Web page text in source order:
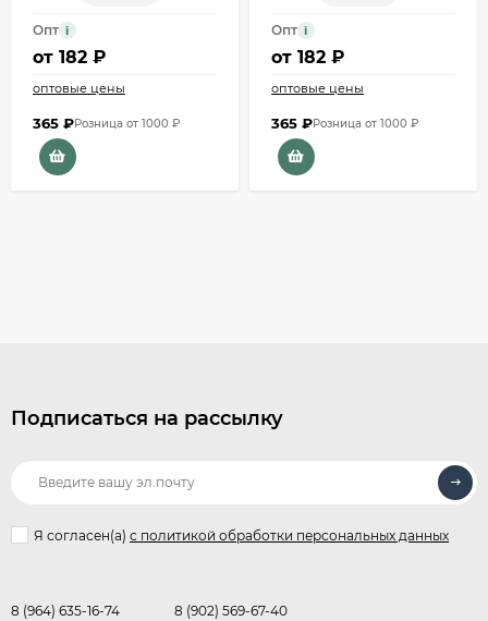
Опт i
от 182 ₽
оптовые цены
365 ₽Розница от 1000 ₽
Опт i
от 182 ₽
оптовые цены
365 ₽Розница от 1000 ₽
Подписаться на рассылку
Я согласен(a) с политикой обработки персональных данных
8 (964) 635-16-74 8 (902) 569-67-40